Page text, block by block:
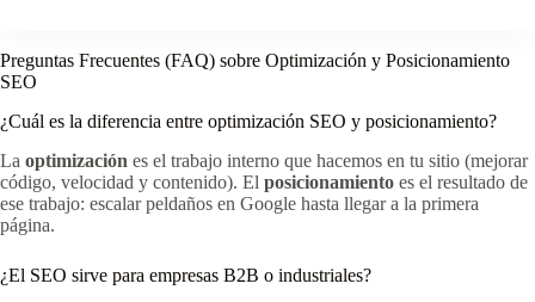
Preguntas Frecuentes (FAQ) sobre Optimización y Posicionamiento
SEO
¿Cuál es la diferencia entre optimización SEO y posicionamiento?
La optimización es el trabajo interno que hacemos en tu sitio (mejorar
código, velocidad y contenido). El posicionamiento es el resultado de
ese trabajo: escalar peldaños en Google hasta llegar a la primera
página.
¿El SEO sirve para empresas B2B o industriales?